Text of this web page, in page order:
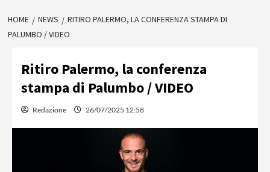
HOME NEWS
RITIRO PALERMO, LA CONFERENZA STAMPA DI
PALUMBO / VIDEO
Ritiro Palermo, la conferenza
stampa di Palumbo / VIDEO
Redazione 26/07/2025 12:58